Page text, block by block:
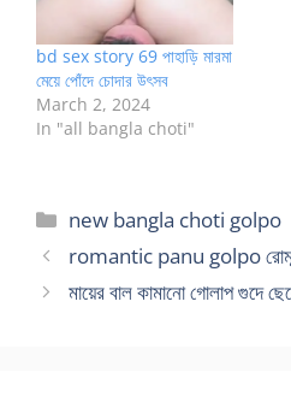
bd sex story 69 পাহাড়ি মারমা
মেয়ে পোঁদে চোদার উৎসব
March 2, 2024
In "all bangla choti"
Categories
new bangla choti golpo
romantic panu golpo
মায়ের বাল কামানো গোলাপ গুদে